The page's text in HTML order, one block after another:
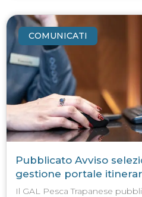
COMUNICATI
Pubblicato Avviso
gestione portale
Il GAL Pesca Trapanese